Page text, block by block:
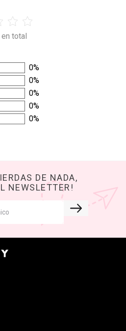
total
0%
0%
0%
0%
0%
DE NADA,
NEWSLETTER!